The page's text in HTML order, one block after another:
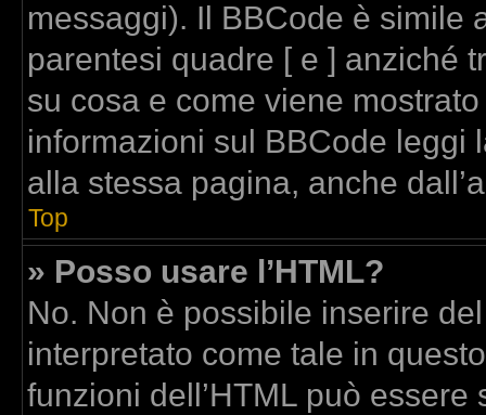
messaggi). Il BBCode è simile
parentesi quadre [ e ] anziché
su cosa e come viene
informazioni sul BBCode leggi
alla stessa pagina, anche
Top
» Posso usare l’HTML?
No. Non è possibile inserire
interpretato come tale in
funzioni dell’HTML può